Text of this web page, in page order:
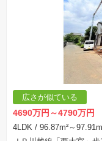
広さが似ている
4690万円～4790万円
4LDK / 96.87m²～